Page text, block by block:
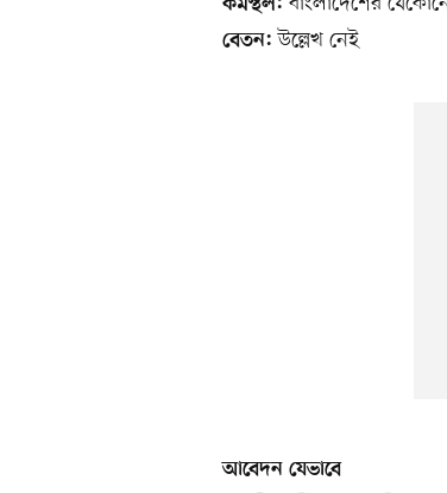
বেতন: উল্লেখ নেই
আবেদন যেভাবে